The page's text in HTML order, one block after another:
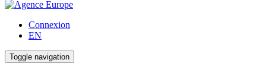
Connexion
EN
Toggle navigation